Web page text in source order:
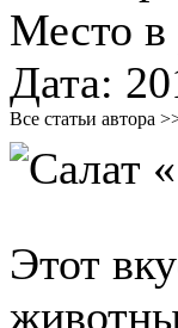
Место в
Дата:
Все статьи автора
Этот